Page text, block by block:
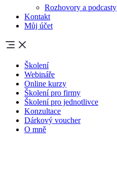
Rozhovory a podcasty
Kontakt
Můj účet
Školení
Webináře
Online kurzy
Školení pro firmy
Školení pro jednotlivce
Konzultace
Dárkový voucher
O mně